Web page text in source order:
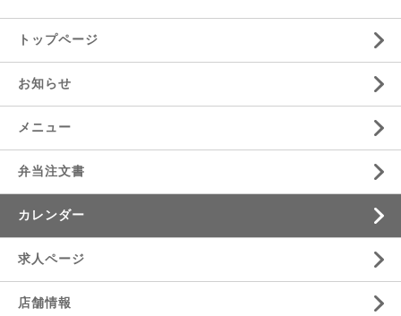
トップページ
お知らせ
メニュー
弁当注文書
カレンダー
求人ページ
店舗情報